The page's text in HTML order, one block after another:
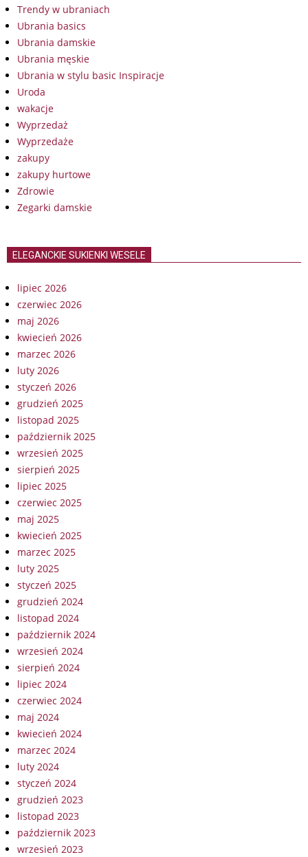
Trendy w ubraniach
Ubrania basics
Ubrania damskie
Ubrania męskie
Ubrania w stylu basic Inspiracje
Uroda
wakacje
Wyprzedaż
Wyprzedaże
zakupy
zakupy hurtowe
Zdrowie
Zegarki damskie
ELEGANCKIE SUKIENKI WESELE
lipiec 2026
czerwiec 2026
maj 2026
kwiecień 2026
marzec 2026
luty 2026
styczeń 2026
grudzień 2025
listopad 2025
październik 2025
wrzesień 2025
sierpień 2025
lipiec 2025
czerwiec 2025
maj 2025
kwiecień 2025
marzec 2025
luty 2025
styczeń 2025
grudzień 2024
listopad 2024
październik 2024
wrzesień 2024
sierpień 2024
lipiec 2024
czerwiec 2024
maj 2024
kwiecień 2024
marzec 2024
luty 2024
styczeń 2024
grudzień 2023
listopad 2023
październik 2023
wrzesień 2023